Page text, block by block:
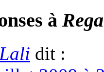
à
dit :